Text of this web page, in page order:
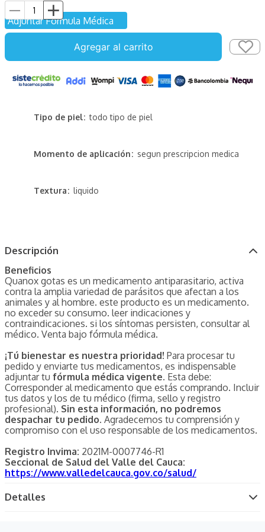
Adjuntar Fórmula Médica
Agregar al carrito
Tipo de piel todo tipo de piel
Textura liquido
Momento de aplicación segun prescripcion medica
Descripción
Beneficios
Quanox gotas es un medicamento antiparasitario, activa
contra la amplia variedad de parásitos que afectan a los
animales y al hombre. este producto es un medicamento.
no exceder su consumo. leer indicaciones y
contraindicaciones. si los síntomas persisten, consultar al
médico. Venta bajo fórmula médica.
¡Tú bienestar es nuestra prioridad! Para procesar tu
pedido y enviarte tus medicamentos, es indispensable
adjuntar tu fórmula médica vigente. Esta debe:
Corresponder al medicamento que estás comprando. Incluir
tus datos y los de tu médico (firma, sello y registro
profesional). Sin esta información, no podremos
despachar tu pedido. Agradecemos tu comprensión y
compromiso con el uso responsable de los medicamentos.
Registro Invima: 2021M-0007746-R1
Seccional de Salud del Valle del Cauca:
https://www.valledelcauca.gov.co/salud/
Detalles
posay